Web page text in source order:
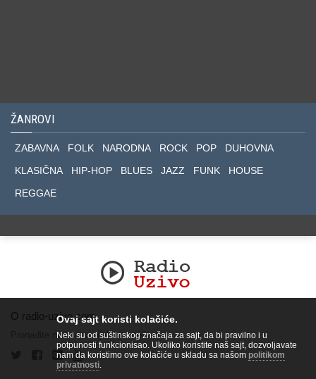
ŽANROVI
ZABAVNA FOLK NARODNA ROCK POP
DUHOVNA
KLASIČNA
HIP-HOP BLUES JAZZ FUNK
HOUSE
REGGAE
O radio-uzivo.com
Pronađite nas na socijalnim mrežama.
Ovaj sajt koristi kolačiće.
Neki su od suštinskog značaja za sajt, da bi pravilno i u
potpunosti funkcionisao. Ukoliko koristite naš sajt, dozvoljavate
nam da koristimo ove kolačiće u skladu sa našom politikom
privatnosti.